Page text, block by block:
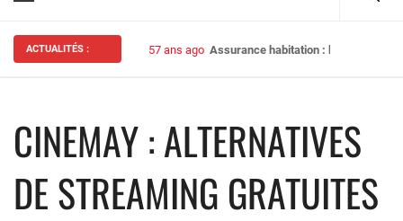
ACTUALITÉS : 57 ans ago Assurance habitation : bien choisir
CINEMAY : ALTERNATIVES
DE STREAMING GRATUITES